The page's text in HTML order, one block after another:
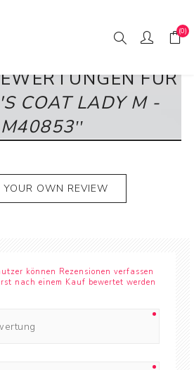
(0)
FÜR
COAT LADY M -
OWN REVIEW
können Rezensionen verfassen
nach einem Kauf bewertet werden